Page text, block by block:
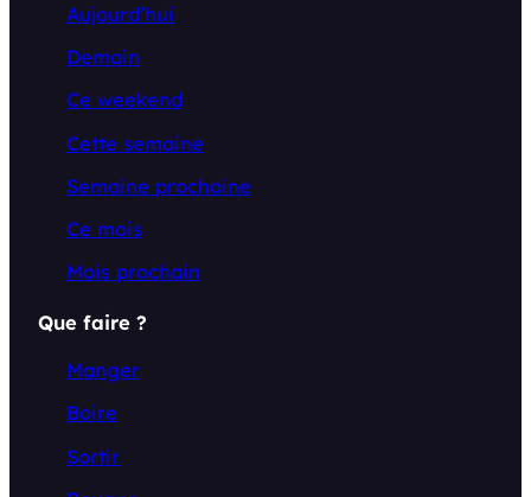
Aujourd’hui
Demain
Ce weekend
Cette semaine
Semaine prochaine
Ce mois
Mois prochain
Que faire ?
Manger
Boire
Sortir